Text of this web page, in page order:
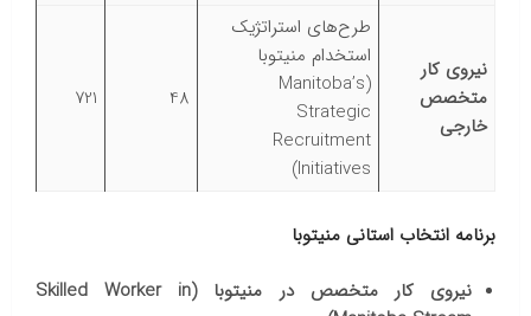
نیروی کار
متخصص
خارجی
طرح‌های استراتژیک
استخدام منیتوبا
(Manitoba’s
Strategic
Recruitment
Initiatives)
48
721
برنامه انتخاب استانی منیتوبا
نیروی کار متخصص در منیتوبا (Skilled Worker in